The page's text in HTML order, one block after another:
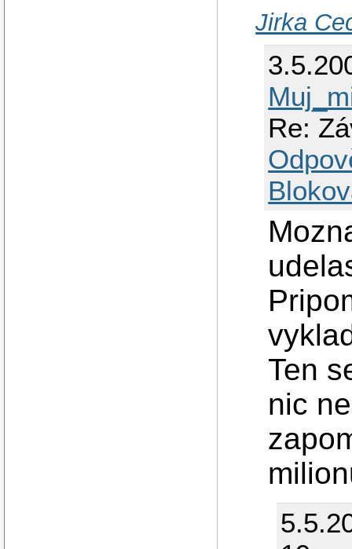
Jirka
Re:
Ten
nic